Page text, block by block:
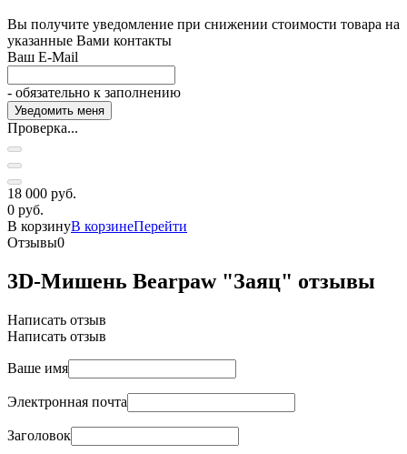
Вы получите уведомление при снижении стоимости товара на
указанные Вами контакты
Ваш E-Mail
- обязательно к заполнению
Проверка...
18 000 руб.
0 руб.
В корзинуВ корзинеПерейти
Отзывы0
3D-Мишень Bearpaw "Заяц" отзывы
Написать отзыв
Написать отзыв
Ваше имя
Электронная почта
Заголовок